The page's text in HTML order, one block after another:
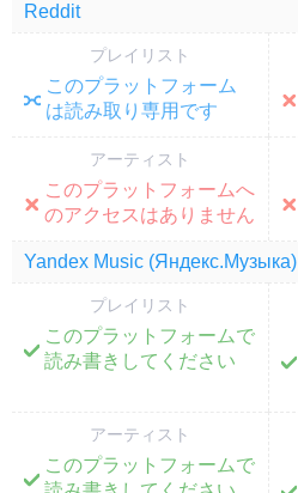
Reddit
プレイリスト
;
このプラットフォーム
は読み取り専用です
;
アーティスト
;
このプラットフォームへ
のアクセスはありません
;
Yandex Music (Яндекс.Музыка)
プレイリスト
;
このプラットフォームで
読み書きしてください
;
アーティスト
;
このプラットフォームで
;